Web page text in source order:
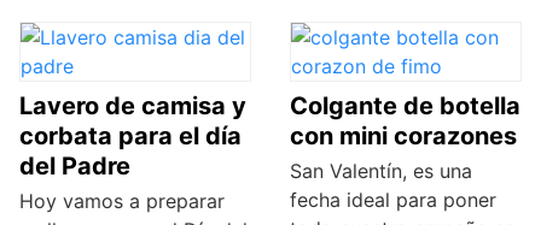
Lavero de camisa y
corbata para el día
del Padre
Hoy vamos a preparar
Colgante de botella
con mini corazones
San Valentín, es una
fecha ideal para poner